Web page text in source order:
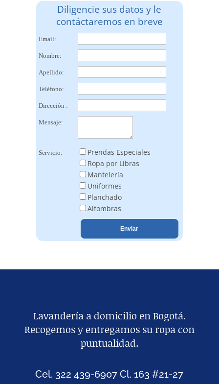
Diligencie sus datos y le
contáctaremos en breve
Email:
Nombre:
Apellido:
Teléfono:
Dirección :
Mensaje:
Servicio:
Prendas Especiales
Ropa por Libras
Mantelería
Uniformes
Planchado
Alfombras
Lavandería a domicilio en Bogotá.
Recogemos y entregamos su ropa con
puntualidad.
Cel. 322 439-6907 Cl. 163 #21-27